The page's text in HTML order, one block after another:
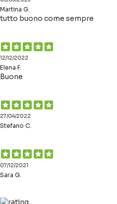
Martina G.
tutto buono come sempre
12/12/2022
Elena F.
Buone
27/04/2022
Stefano C.
07/12/2021
Sara G.